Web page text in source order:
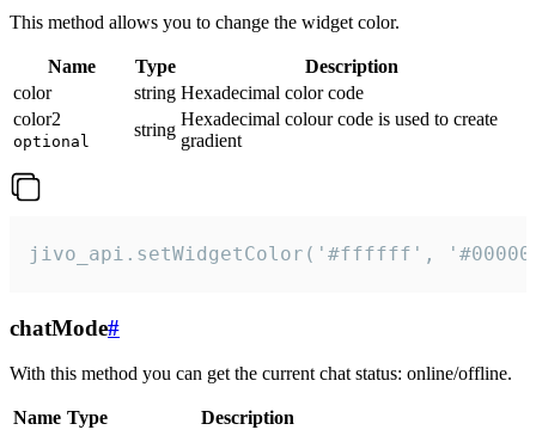
This method allows you to change the widget color.
Name Type
Description
color
string Hexadecimal color code
color2
optional
string
Hexadecimal colour code is used to create
gradient
jivo_api.setWidgetColor('#ffffff',
chatMode#
With this method you can get the current chat status: online/offline.
Name Type
Description